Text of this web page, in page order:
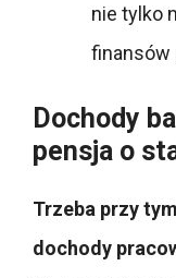
nie tylko
finansów
Dochody
pensja o
Trzeba przy
dochody